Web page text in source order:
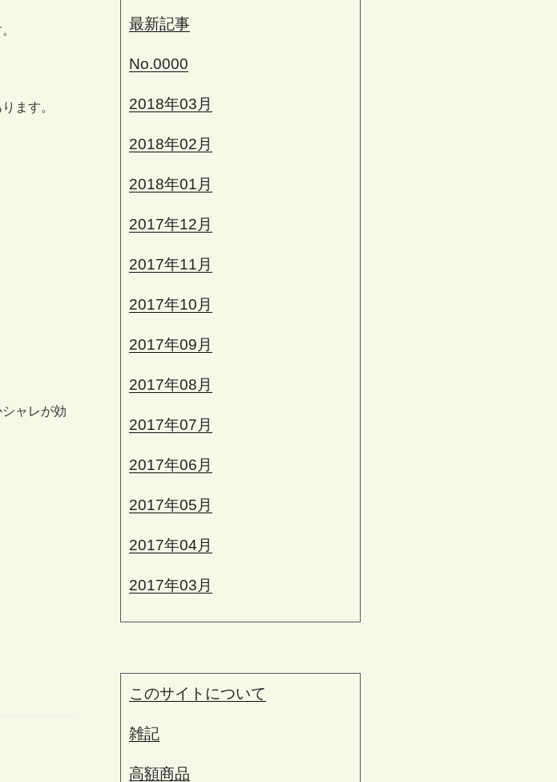
ます。
ャレが効
最新記事
No.0000
2018年03月
2018年02月
2018年01月
2017年12月
2017年11月
2017年10月
2017年09月
2017年08月
2017年07月
2017年06月
2017年05月
2017年04月
2017年03月
このサイトについて
雑記
高額商品